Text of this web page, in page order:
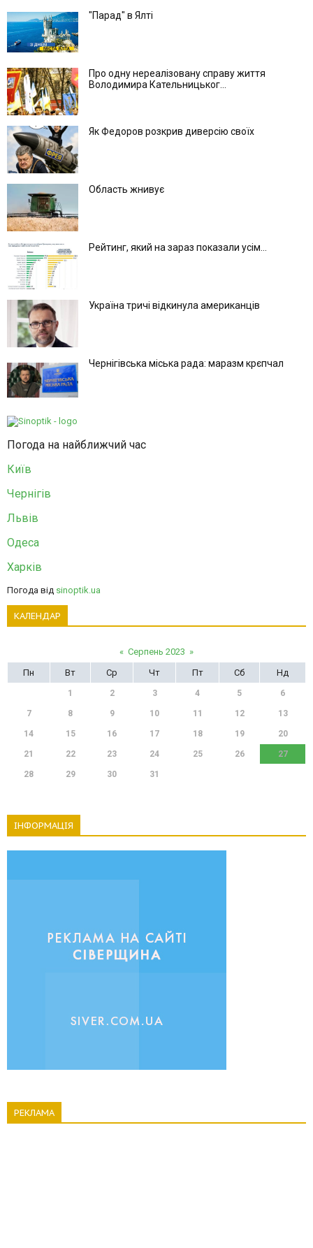
"Парад" в Ялті
Про одну нереалізовану справу життя
Володимира Кательницьког...
Як Федоров розкрив диверсію своїх
Область жнивує
Рейтинг, який на зараз показали усім...
Україна тричі відкинула американців
Чернігівська міська рада: маразм крєпчал
Погода на найближчий час
Київ
Чернігів
Львів
Одеса
Харків
Погода від sinoptik.ua
КАЛЕНДАР
« Серпень 2023 »
Пн
Вт Ср Чт Пт Сб Нд
1 2 3 4 5 6
7 8 9 10 11 12 13
14 15 16 17 18 19 20
21 22 23 24 25 26 27
28 29 30 31
ІНФОРМАЦІЯ
РЕКЛАМА